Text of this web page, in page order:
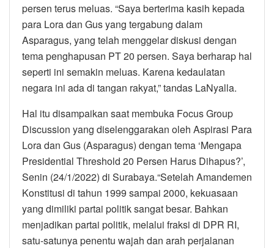
persen terus meluas. “Saya berterima kasih kepada
para Lora dan Gus yang tergabung dalam
Asparagus, yang telah menggelar diskusi dengan
tema penghapusan PT 20 persen. Saya berharap hal
seperti ini semakin meluas. Karena kedaulatan
negara ini ada di tangan rakyat,” tandas LaNyalla.
Hal itu disampaikan saat membuka Focus Group
Discussion yang diselenggarakan oleh Aspirasi Para
Lora dan Gus (Asparagus) dengan tema ‘Mengapa
Presidential Threshold 20 Persen Harus Dihapus?’,
Senin (24/1/2022) di Surabaya.“Setelah Amandemen
Konstitusi di tahun 1999 sampai 2000, kekuasaan
yang dimiliki partai politik sangat besar. Bahkan
menjadikan partai politik, melalui fraksi di DPR RI,
satu-satunya penentu wajah dan arah perjalanan